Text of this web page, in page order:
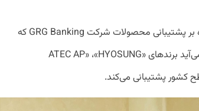
بر پشتیبانی محصولات شرکت
GRG Banking که
برندهایATEC AP» ،«HYOSUNG»